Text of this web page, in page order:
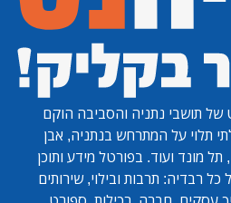
של תושבי נתניה והסביבה הוקם
תלוי על המתרחש בנתניה, אבן
מונד ועוד. בפורטל מידע ותוכן
רבדיה: תרבות ובילוי, שירותים